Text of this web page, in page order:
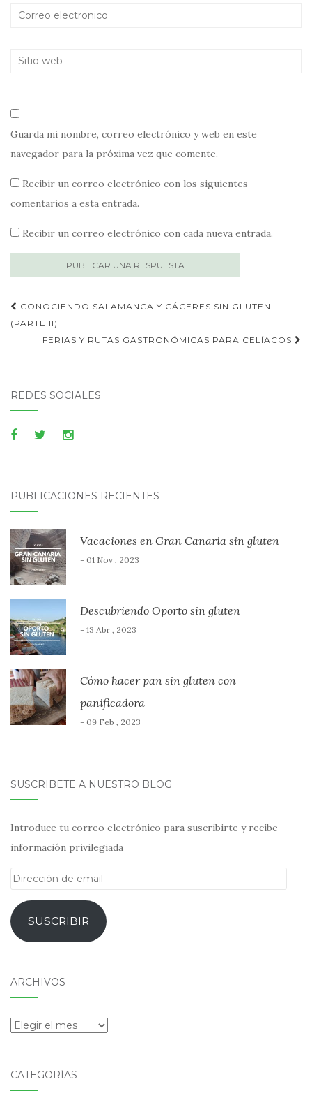
Guarda mi nombre, correo electrónico y web en este
navegador para la próxima vez que comente.
Recibir un correo electrónico con los siguientes
comentarios a esta entrada.
Recibir un correo electrónico con cada nueva entrada.
Publica
navegación
CONOCIENDO SALAMANCA Y CÁCERES SIN GLUTEN
(PARTE II)
FERIAS Y RUTAS GASTRONÓMICAS PARA CELÍACOS
REDES SOCIALES
PUBLICACIONES RECIENTES
Vacaciones en Gran Canaria sin gluten
- 01 Nov , 2023
Descubriendo Oporto sin gluten
- 13 Abr , 2023
Cómo hacer pan sin gluten con
panificadora
- 09 Feb , 2023
SUSCRÍBETE A NUESTRO BLOG
Introduce tu correo electrónico para suscribirte y recibe
información privilegiada
Dirección
emailSUSCRIBIR
ARCHIVOS
Archivos
CATEGORÍAS